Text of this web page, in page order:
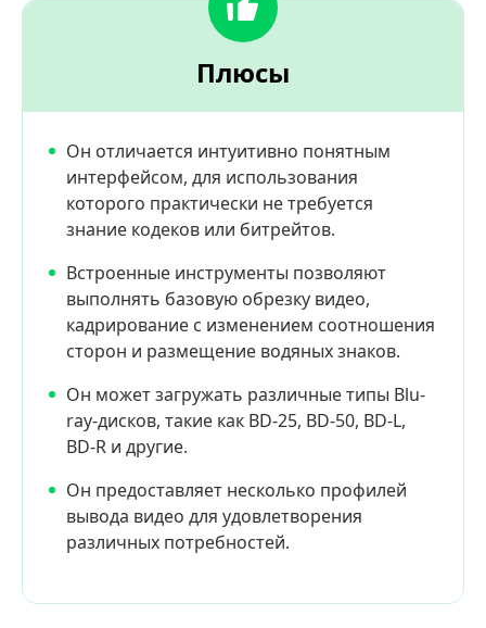
Плюсы
Он отличается интуитивно понятным
интерфейсом, для использования
которого практически не требуется
знание кодеков или битрейтов.
Встроенные инструменты позволяют
выполнять базовую обрезку видео,
кадрирование с изменением соотношения
сторон и размещение водяных знаков.
Он может загружать различные типы Blu-
ray-дисков, такие как BD-25, BD-50, BD-L,
BD-R и другие.
Он предоставляет несколько профилей
вывода видео для удовлетворения
различных потребностей.